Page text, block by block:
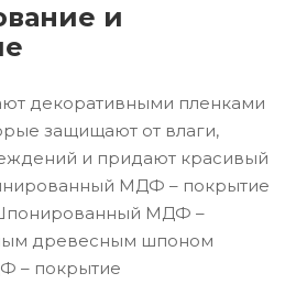
и
декоративными пленками
защищают от влаги,
и придают красивый
МДФ – покрытие
МДФ –
древесным шпоном
– покрытие